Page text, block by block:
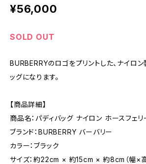
¥56,000
SOLD OUT
BURBERRYのロゴをプリントした、ナイロ
ッグになります。
【商品詳細】
商品名：パディバッグ ナイロン ホースフェリ
ブランド：BURBERRY バーバリー
カラー：ブラック
サイズ：約22cm × 約15cm × 約8cm（幅×高